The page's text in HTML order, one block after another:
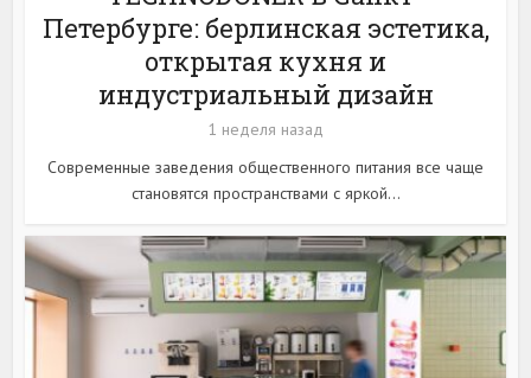
Петербурге: берлинская эстетика,
открытая кухня и
индустриальный дизайн
1 неделя назад
Современные заведения общественного питания все чаще
становятся пространствами с яркой...